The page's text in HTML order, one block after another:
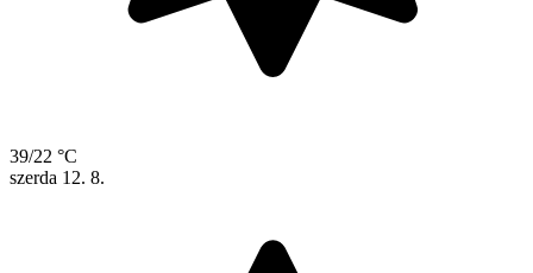
39/22 °C
szerda 12. 8.